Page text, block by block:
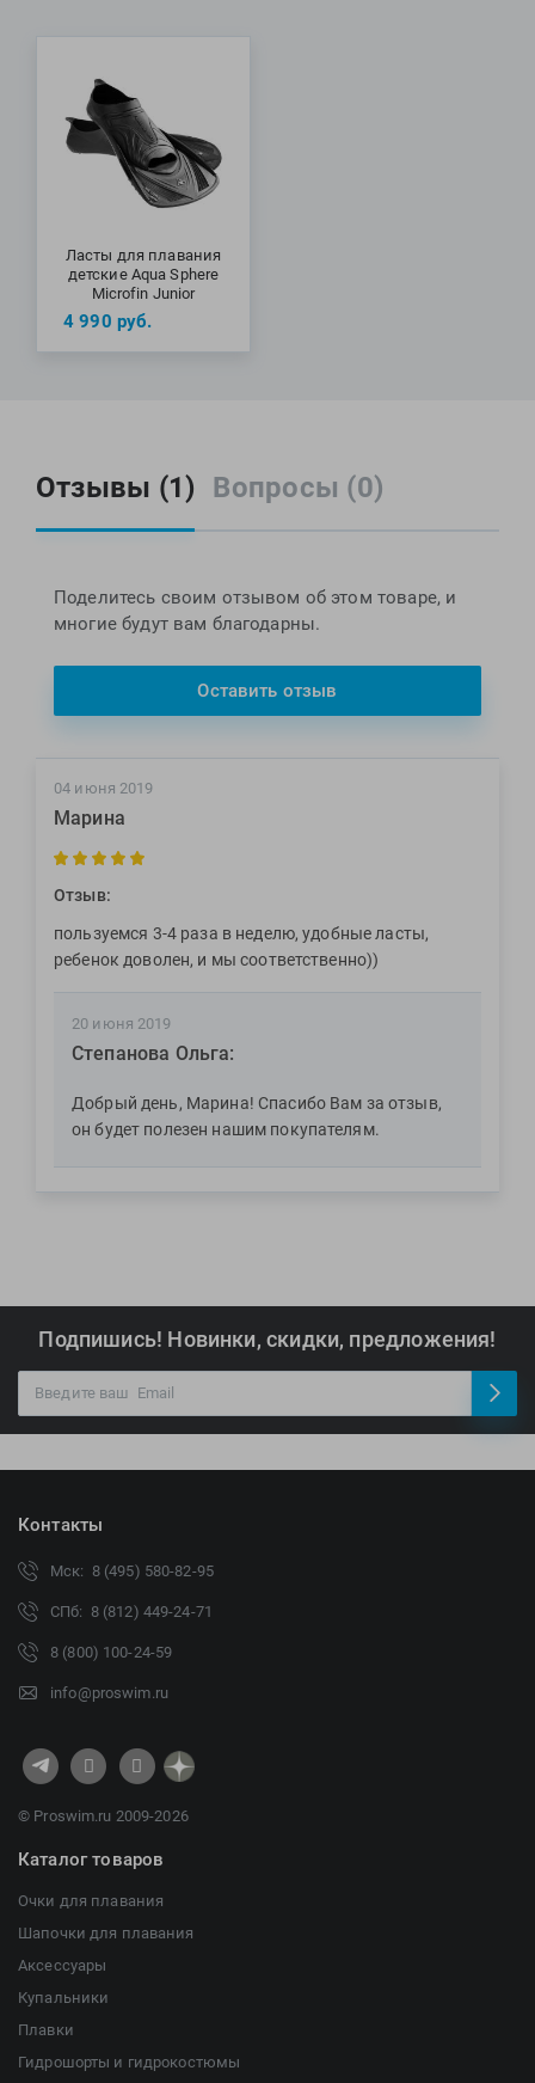
Ласты для плавания
детские Aqua Sphere
Microfin Junior
4 990 руб.
Отзывы (1) Вопросы (0)
Поделитесь своим отзывом об этом товаре, и
многие будут вам благодарны.
Оставить отзыв
04 июня 2019
Марина
Отзыв:
пользуемся 3-4 раза в неделю, удобные ласты,
ребенок доволен, и мы соответственно))
20 июня 2019
Степанова Ольга:
Добрый день, Марина! Спасибо Вам за отзыв,
он будет полезен нашим покупателям.
Подпишись! Новинки, скидки, предложения!
Контакты
Мск: 8 (495) 580-82-95
СПб: 8 (812) 449-24-71
8 (800) 100-24-59
info@proswim.ru
© Proswim.ru 2009-2026
Каталог товаров
Очки для плавания
Шапочки для плавания
Аксессуары
Купальники
Плавки
Гидрошорты и гидрокостюмы